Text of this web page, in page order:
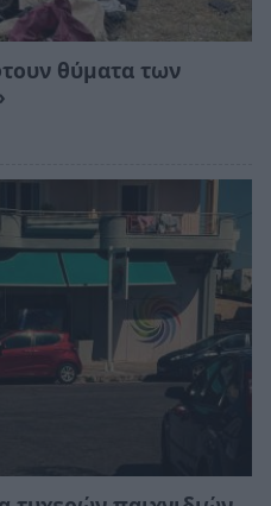
θύματα των